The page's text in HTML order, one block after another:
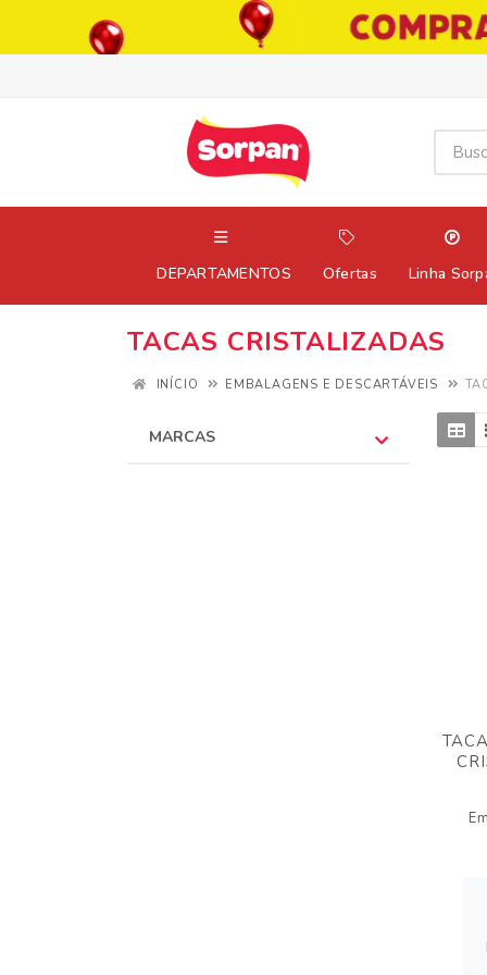
DEPARTAMENTOS Ofertas Linha
TACAS CRISTALIZADAS
INÍCIO EMBALAGENS E DESCARTÁVEIS
MARCAS